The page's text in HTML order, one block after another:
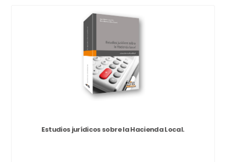
Estudios jurídicos sobre la Hacienda Local.